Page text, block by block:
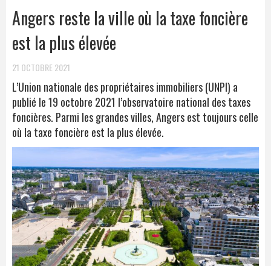
Angers reste la ville où la taxe foncière
est la plus élevée
21 OCTOBRE 2021
L’Union nationale des propriétaires immobiliers (UNPI) a
publié le 19 octobre 2021 l’observatoire national des taxes
foncières. Parmi les grandes villes, Angers est toujours celle
où la taxe foncière est la plus élevée.